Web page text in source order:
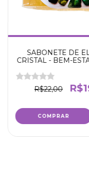
SABONETE DE
CRISTAL - BEM-
R$22,00